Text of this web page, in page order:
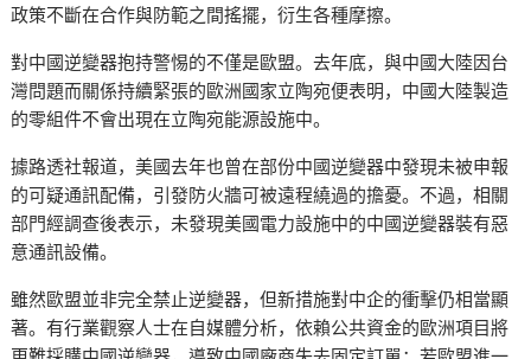
政策不斷在合作與防範之間搖擺，衍生各種摩擦。
對中國逆變器抱持警惕的不僅是歐盟。去年底，與中國大陸因台
灣問題而關係持續緊張的歐洲國家立陶宛便表明，中國大陸製造
的零組件不會出現在立陶宛能源設施中。
據路透社報道，美國去年也曾在部份中國逆變器中發現未被申報
的可疑通訊配備，引發防火牆可被遠程繞過的擔憂。不過，相關
部門經調查後表示，未發現美國電力設施中的中國逆變器裝有惡
意通訊設備。
雖然歐盟並非完全禁止逆變器，但新措施對中企的衝擊仍相當顯
著。有行業觀察人士在自媒體分析，依賴公共資金的歐洲項目將